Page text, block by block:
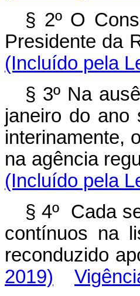
§ 2º O
Presidente da
(Incluído pela
§ 3º Na
janeiro do ano
interinamente,
na agência
(Incluído pela
§ 4º Cada
contínuos na
reconduzido
2019)